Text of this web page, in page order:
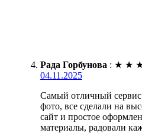
Рада Горбунова : ★ ★
04.11.2025
Самый отличный
фото, все сделали на
сайт и простое
материалы, радовали